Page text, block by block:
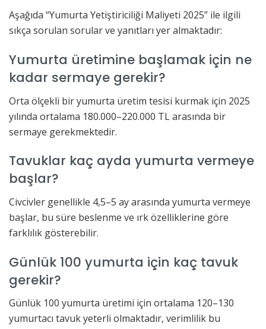
Aşağıda “Yumurta Yetiştiriciliği Maliyeti 2025” ile ilgili
sıkça sorulan sorular ve yanıtları yer almaktadır:
Yumurta üretimine başlamak için ne
kadar sermaye gerekir?
Orta ölçekli bir yumurta üretim tesisi kurmak için 2025
yılında ortalama 180.000–220.000 TL arasında bir
sermaye gerekmektedir.
Tavuklar kaç ayda yumurta vermeye
başlar?
Civcivler genellikle 4,5–5 ay arasında yumurta vermeye
başlar, bu süre beslenme ve ırk özelliklerine göre
farklılık gösterebilir.
Günlük 100 yumurta için kaç tavuk
gerekir?
Günlük 100 yumurta üretimi için ortalama 120–130
yumurtacı tavuk yeterli olmaktadır, verimlilik bu